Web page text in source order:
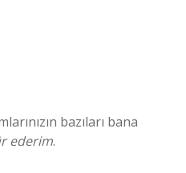
bazıları bana
ederim.